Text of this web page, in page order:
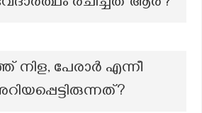
നിള, പേരാര്‍ എന്നീ